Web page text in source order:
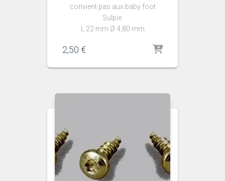
convient pas aux baby foot
Sulpie.
L 22 mm Ø 4,80 mm
2,50 €